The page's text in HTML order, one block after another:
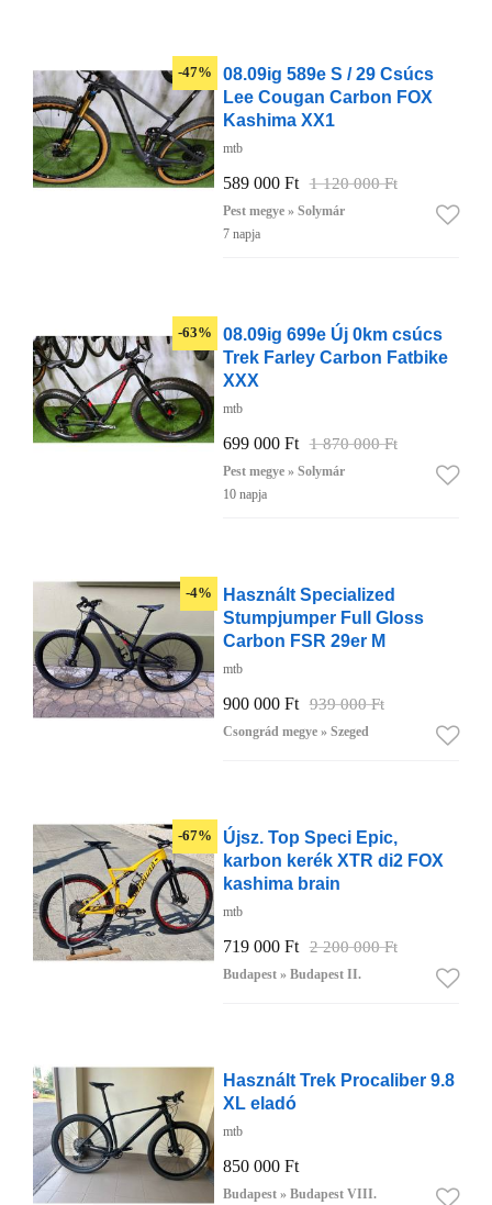
-47%
08.09ig 589e S / 29 Csúcs
Lee Cougan Carbon FOX
Kashima XX1
mtb
589 000 Ft 1 120 000 Ft
Pest megye » Solymár
7 napja
-63%
08.09ig 699e Új 0km csúcs
Trek Farley Carbon Fatbike
XXX
mtb
699 000 Ft 1 870 000 Ft
Pest megye » Solymár
10 napja
-4%
Használt Specialized
Stumpjumper Full Gloss
Carbon FSR 29er M
mtb
900 000 Ft 939 000 Ft
Csongrád megye » Szeged
-67%
Újsz. Top Speci Epic,
karbon kerék XTR di2 FOX
kashima brain
mtb
719 000 Ft 2 200 000 Ft
Budapest » Budapest II.
Használt Trek Procaliber 9.8
XL eladó
mtb
850 000 Ft
Budapest » Budapest VIII.